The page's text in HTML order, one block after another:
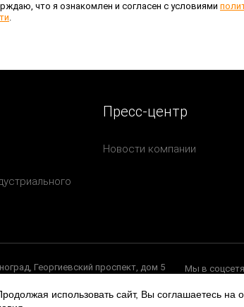
что я ознакомлен и согласен с условиями
.
Пресс-центр
Новости компании
Георгиевский проспект, дом 5 Мы в
использовать сайт, Вы соглашаетесь на